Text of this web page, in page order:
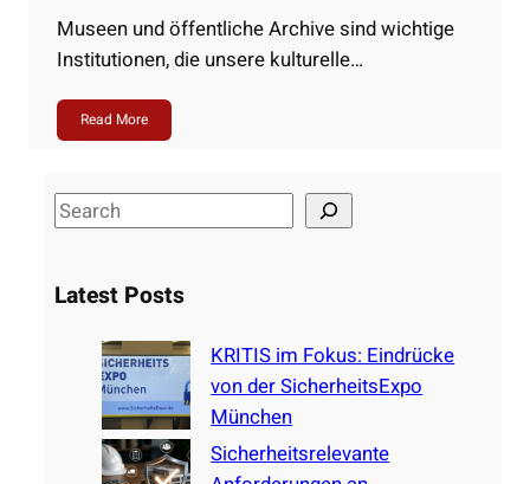
Museen und öffentliche Archive sind wichtige
Institutionen, die unsere kulturelle…
Read More
S
e
r
Latest Posts
KRITIS im Fokus: Eindrücke
von der SicherheitsExpo
München
Sicherheitsrelevante